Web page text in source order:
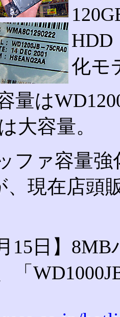
HDD
化モ
量は
大容量。
ファ容量強
、現在店頭
月15日】
「